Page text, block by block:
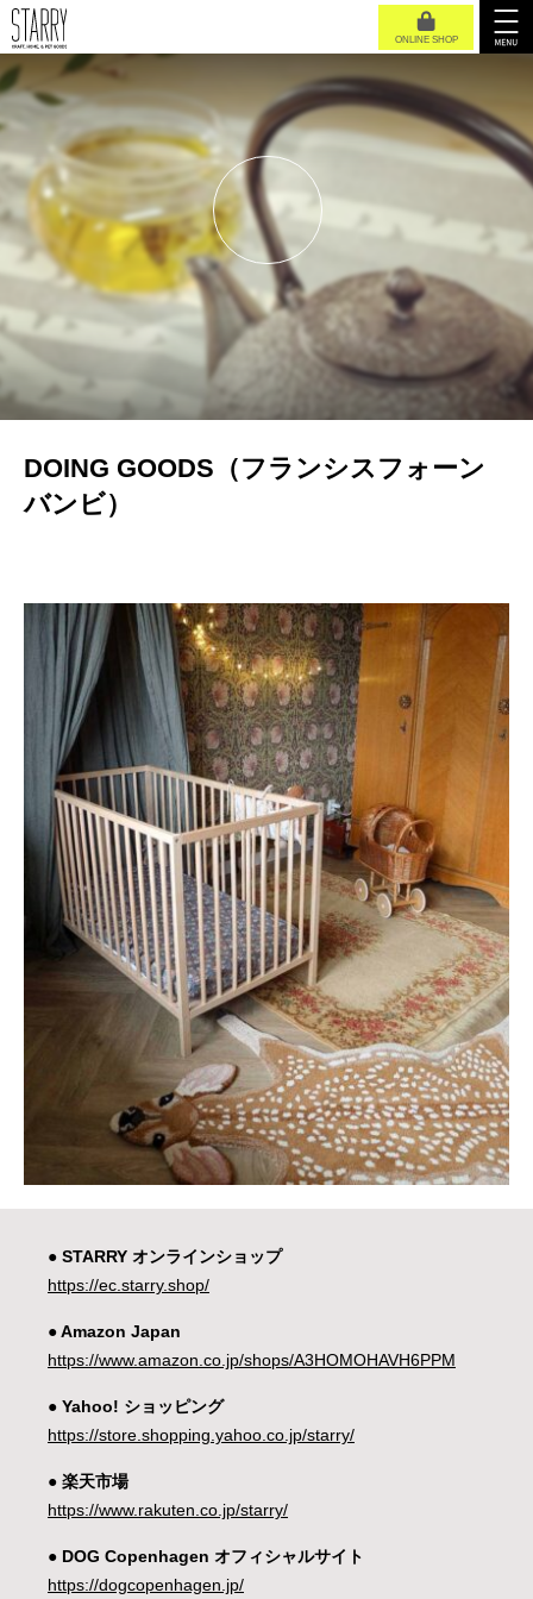
ONLINE SHOP
DOING GOODS（フランシスフォーン
バンビ）
● STARRY オンラインショップ
https://ec.starry.shop/
● Amazon Japan
https://www.amazon.co.jp/shops/A3HOMOHAVH6PPM
● Yahoo! ショッピング
https://store.shopping.yahoo.co.jp/starry/
● 楽天市場
https://www.rakuten.co.jp/starry/
● DOG Copenhagen オフィシャルサイト
https://dogcopenhagen.jp/